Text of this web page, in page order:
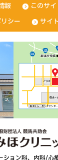
報
このサ
シー
サイ
ション科、内科/心